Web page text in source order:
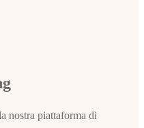
nostra piattaforma di